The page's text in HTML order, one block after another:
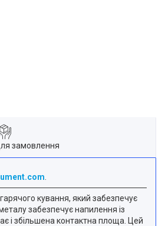
замовлення
кування, який забезпечує
забезпечує напилення із
і збільшена контактна площа. Цей